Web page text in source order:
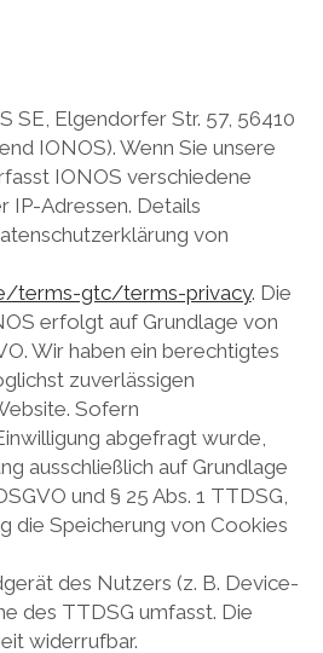
SE, Elgendorfer Str. 57, 56410
IONOS). Wenn Sie unsere
IONOS verschiedene
IP-Adressen. Details
von
terms-gtc/terms-privacy. Die
erfolgt auf Grundlage von
Wir haben ein berechtigtes
zuverlässigen
Sofern
abgefragt wurde,
ausschließlich auf Grundlage
und § 25 Abs. 1 TTDSG,
die Speicherung von Cookies
des Nutzers (z. B. Device-
des TTDSG umfasst. Die
widerrufbar.